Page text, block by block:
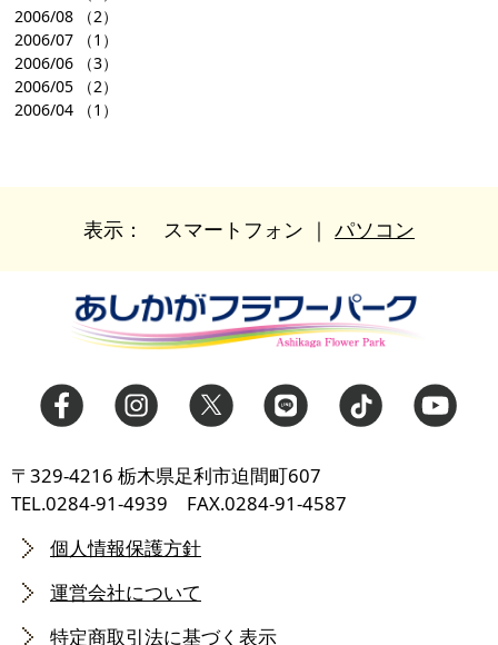
2006/08 （2）
2006/07 （1）
2006/06 （3）
2006/05 （2）
2006/04 （1）
表示： スマートフォン ｜ パソコン
〒329-4216 栃木県足利市迫間町607
TEL.0284-91-4939 FAX.0284-91-4587
個人情報保護方針
運営会社について
特定商取引法に基づく表示